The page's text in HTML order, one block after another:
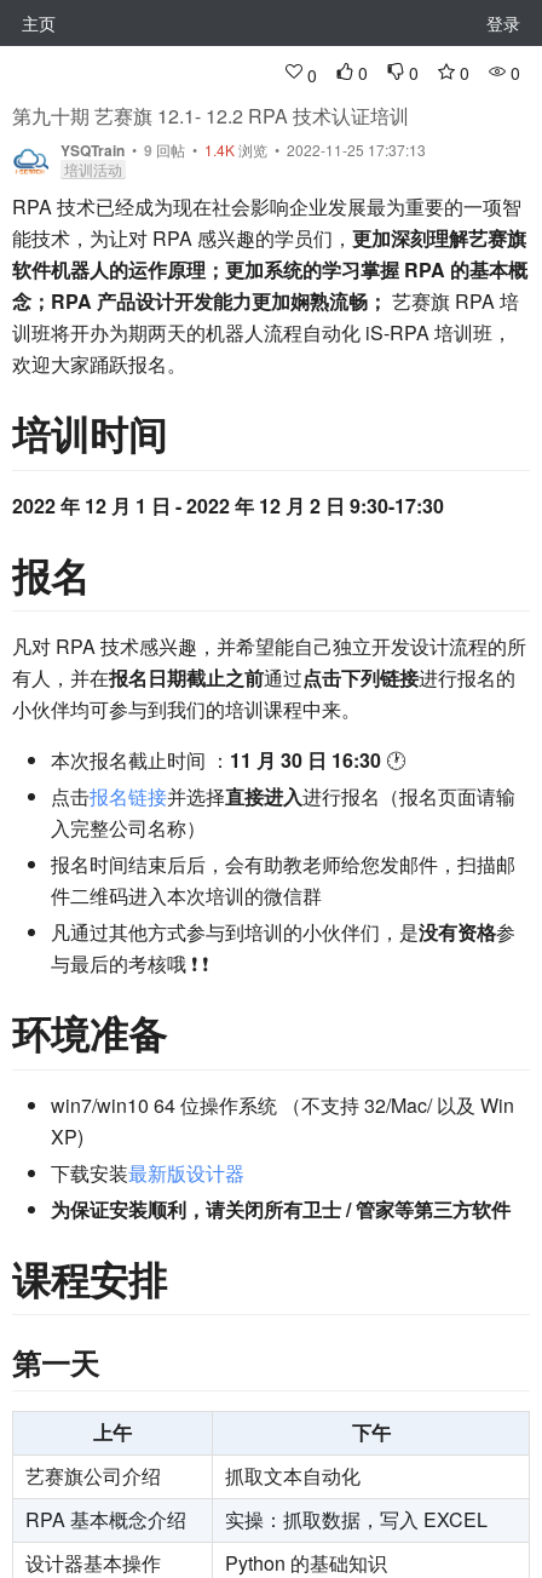
主页 登录
0 0 0 0 0
第九十期 艺赛旗 12.1- 12.2 RPA 技术认证培训
YSQTrain • 9 回帖 • 1.4K浏览 • 2022-11-25 17:37:13
培训活动
RPA 技术已经成为现在社会影响企业发展最为重要的一项智
能技术，为让对 RPA 感兴趣的学员们， 更加深刻理解艺赛旗
软件机器人的运作原理；更加系统的学习掌握 RPA 的基本概
念；RPA 产品设计开发能力更加娴熟流畅； 艺赛旗 RPA 培
训班将开办为期两天的机器人流程自动化 iS-RPA 培训班，
欢迎大家踊跃报名。
培训时间
2022 年 12 月 1 日 - 2022 年 12 月 2 日 9:30-17:30
报名
凡对 RPA 技术感兴趣，并希望能自己独立开发设计流程的所
有人，并在报名日期截止之前通过点击下列链接进行报名的
小伙伴均可参与到我们的培训课程中来。
本次报名截止时间 ： 11 月 30 日 16:30 🕐
点击报名链接并选择直接进入进行报名（报名页面请输
入完整公司名称）
报名时间结束后后，会有助教老师给您发邮件，扫描邮
件二维码进入本次培训的微信群
凡通过其他方式参与到培训的小伙伴们，是没有资格参
与最后的考核哦 ❗ ❗
环境准备
win7/win10 64 位操作系统 （不支持 32/Mac/ 以及 Win
XP)
下载安装最新版设计器
为保证安装顺利，请关闭所有卫士 / 管家等第三方软件
课程安排
第一天
上午
下午
艺赛旗公司介绍
抓取文本自动化
RPA 基本概念介绍
实操：抓取数据，写入 EXCEL
设计器基本操作
Python 的基础知识